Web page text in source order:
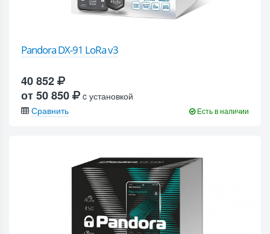
Pandora DX-91 LoRa v3
40 852
от 50 850
c установкой
Сравнить
Есть в наличии